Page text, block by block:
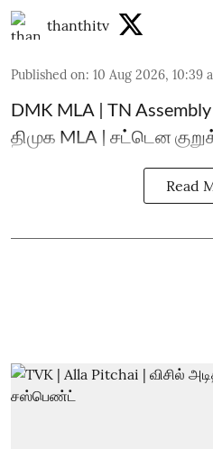
thanthitv
Published on: 10 Aug 2026, 10:39
DMK MLA | TN
திமுக MLA | சட்டென
Read